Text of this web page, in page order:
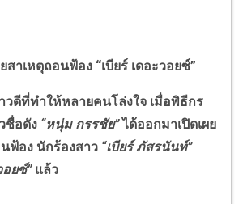
สาเหตุถอนฟ้อง “เบียร์ เดอะวอยซ์”
ที่ทำให้หลายคนโล่งใจ เมื่อพิธีกร
ชื่อดัง “หนุ่ม กรรชัย”ได้ออกมาเปิดเผย
ฟ้อง นักร้องสาว “เบียร์ ภัสรนันท์”
อยซ์” แล้ว